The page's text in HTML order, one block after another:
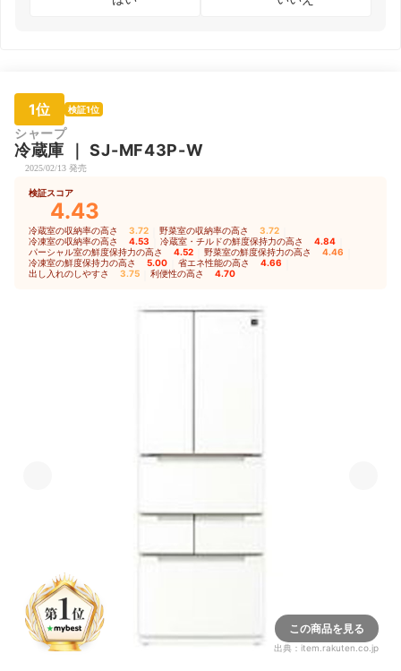
1位 検証1位
シャープ
冷蔵庫 ｜SJ-MF43P-W
2025/02/13 発売
検証スコア
4.43
冷蔵室の収納率の高さ 3.72 野菜室の収納率の高さ 3.72
冷凍室の収納率の高さ 4.53 冷蔵室・チルドの鮮度保持力の高さ 4.84
パーシャル室の鮮度保持力の高さ 4.52 野菜室の鮮度保持力の高さ 4.46
冷凍室の鮮度保持力の高さ 5.00 省エネ性能の高さ 4.66
出し入れのしやすさ 3.75 利便性の高さ 4.70
この商品を見る
出典： item.rakuten.co.jp